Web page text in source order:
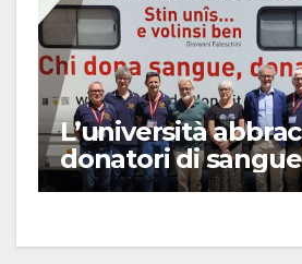
L’università
donatori di sangue